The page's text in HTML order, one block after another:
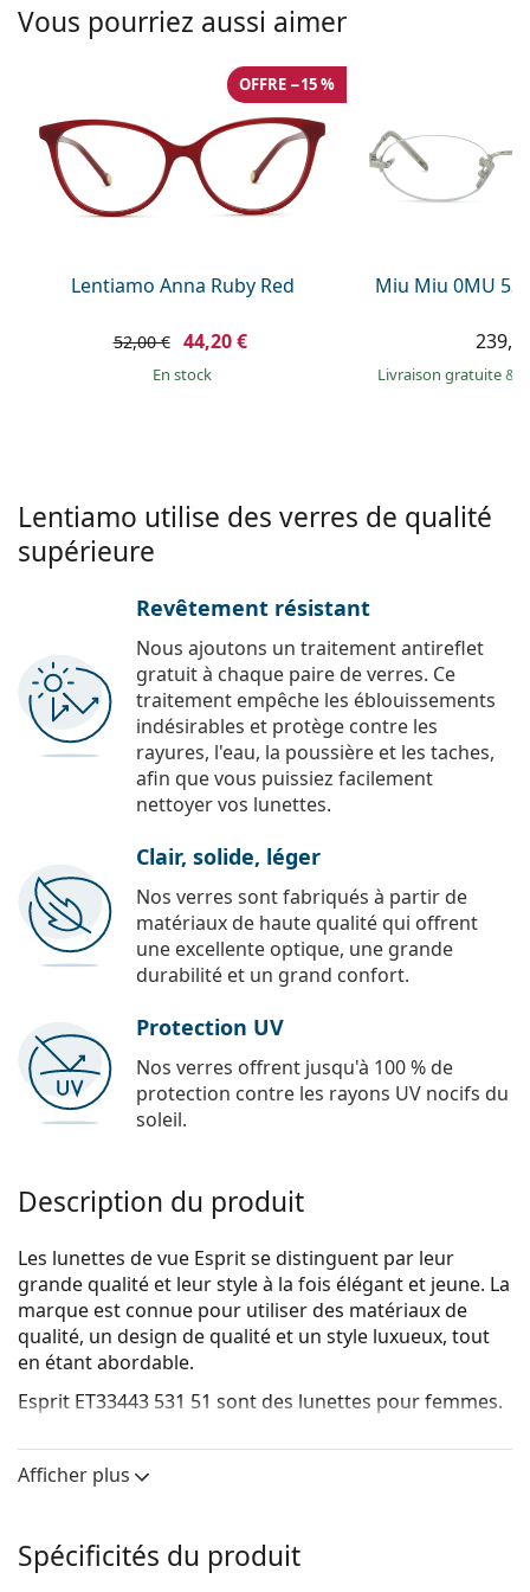
Marc Jacobs
Prada
Toutes les marques
02 446 01 11
Vous pourriez aussi aimer
Lentiamo Anna Ruby Red
OFFRE −15 %
52,00 € 44,20 €
en stock
Miu Miu 0MU
Livraison gratuite&
Lentiamo utilise des verres de qualité
supérieure
Revêtement résistant
Nous ajoutons un traitement antireflet
gratuit à chaque paire de verres. Ce
traitement empêche les éblouissements
indésirables et protège contre les
rayures, l'eau, la poussière et les taches,
afin que vous puissiez facilement
nettoyer vos lunettes.
Clair, solide, léger
Nos verres sont fabriqués à partir de
matériaux de haute qualité qui offrent
une excellente optique, une grande
durabilité et un grand confort.
Protection UV
Nos verres offrent jusqu'à 100 % de
protection contre les rayons UV nocifs du
soleil.
Description du produit
Les lunettes de vue Esprit se distinguent par leur
grande qualité et leur style à la fois élégant et jeune. La
marque est connue pour utiliser des matériaux de
qualité, un design de qualité et un style luxueux, tout
en étant abordable.
Esprit ET33443 531 51 sont des lunettes pour femmes.
la fonction d'essai virtuel de Lentiamo.
La couleur rouge de la monture s'accorde
parfaitement avec tous les teints et les cheveux
Afficher plus
Spécificités du produit